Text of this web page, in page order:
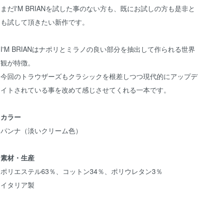
まだI'M BRIANを試した事のない方も、既にお試しの方も是非と
も試して頂きたい新作です。
I'M BRIANはナポリとミラノの良い部分を抽出して作られる世界
観が特徴。
今回のトラウザーズもクラシックを根差しつつ現代的にアップデ
イトされている事を改めて感じさせてくれる一本です。
カラー
パンナ（淡いクリーム色）
素材・生産
ポリエステル63％、コットン34％、ポリウレタン3％
イタリア製